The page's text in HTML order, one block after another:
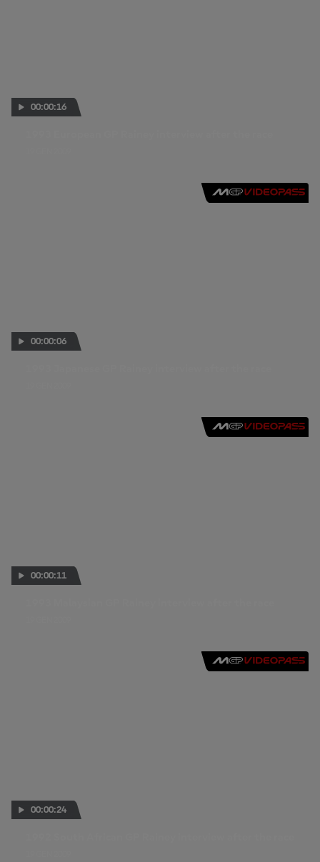
00:00:16
00:00:06
00:00:11
00:00:24